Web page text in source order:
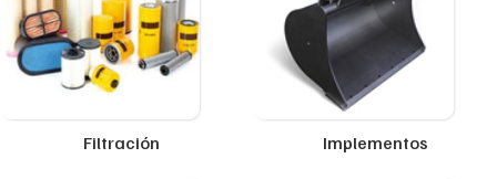
Filtración Implementos